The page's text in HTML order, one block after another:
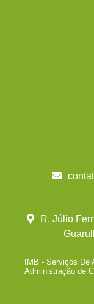
R. Júlio
IMB - Serviços De
Administração de